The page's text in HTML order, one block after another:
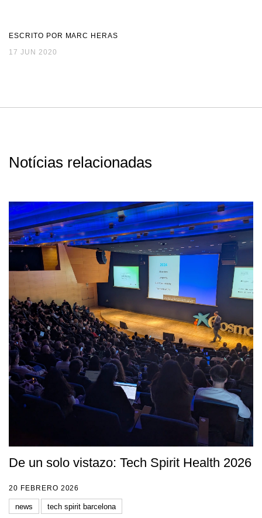
ESCRITO POR MARC HERAS
17 JUN 2020
Notícias relacionadas
De un solo vistazo: Tech Spirit Health 2026
20 FEBRERO 2026
news tech spirit barcelona